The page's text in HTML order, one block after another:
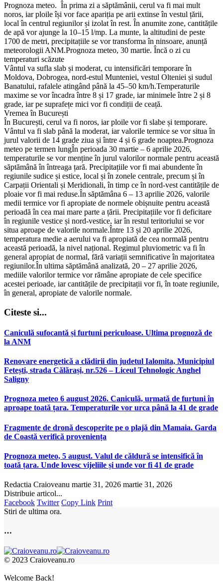
Prognoza meteo. În prima zi a săptămânii, cerul va fi mai mult
noros, iar ploile își vor face apariția pe arii extinse în vestul țării,
local în centrul regiunilor și izolat în rest. În anumite zone, cantitățile
de apă vor ajunge la 10–15 l/mp. La munte, la altitudini de peste
1700 de metri, precipitațiile se vor transforma în ninsoare, anunță
meteorologii ANM.Prognoza meteo, 30 martie. Încă o zi cu
temperaturi scăzute
Vântul va sufla slab și moderat, cu intensificări temporare în
Moldova, Dobrogea, nord-estul Munteniei, vestul Olteniei și sudul
Banatului, rafalele atingând până la 45–50 km/h.Temperaturile
maxime se vor încadra între 8 și 17 grade, iar minimele între 2 și 8
grade, iar pe suprafețe mici vor fi condiții de ceață.
Vremea în București
În București, cerul va fi noros, iar ploile vor fi slabe și temporare.
Vântul va fi slab până la moderat, iar valorile termice se vor situa în
jurul valorii de 14 grade ziua și între 4 și 6 grade noaptea.Prognoza
meteo pe termen lungÎn perioada 30 martie – 6 aprilie 2026,
temperaturile se vor menține în jurul valorilor normale pentru această
săptămână în întreaga țară. Precipitațiile vor fi mai abundente în
regiunile sudice și estice, local și în zonele centrale, precum și în
Carpații Orientali și Meridionali, în timp ce în nord-vest cantitățile de
ploaie vor fi mai reduse.În săptămâna 6 – 13 aprilie 2026, valorile
medii termice vor fi apropiate de normele obișnuite pentru această
perioadă în cea mai mare parte a țării. Precipitațiile vor fi deficitare
în regiunile vestice și nord-vestice, iar în restul teritoriului se vor
situa aproape de valorile normale.Între 13 și 20 aprilie 2026,
temperatura medie a aerului va fi apropiată de cea normală pentru
această perioadă, la nivel național. Regimul pluviometric va fi în
general apropiat de normal, fără variații semnificative în majoritatea
regiunilor.În ultima săptămână analizată, 20 – 27 aprilie 2026,
mediile valorilor termice vor rămâne apropiate de cele specifice
acestei perioade, iar cantitățile de precipitații vor fi, în toate regiunile,
în general, apropiate de valorile normale.
Citeste si...
Caniculă sufocantă și furtuni periculoase. Ultima prognoză de
la ANM
Renovare energetică a clădirii din judetul Ialomita, Municipiul
Fetești, strada Călărași, nr.526 – Liceul Tehnologic Anghel
Saligny
Prognoza meteo 6 august 2026. Caniculă, urmată de furtuni în
aproape toată țara. Temperaturile vor urca până la 41 de grade
Fragmente de dronă descoperite pe o plajă din Mamaia. Garda
de Coastă verifică proveniența
Prognoza meteo, 5 august. Valul de căldură se intensifică în
toată țara. Unde lovesc vijeliile și unde vor fi 41 de grade
Redactia Craioveanu martie 31, 2026 martie 31, 2026
Distribuie articol...
Facebook Twitter Copy Link Print
Stiri de ultima ora.
…
© 2023 Craioveanu.ro
Welcome Back!